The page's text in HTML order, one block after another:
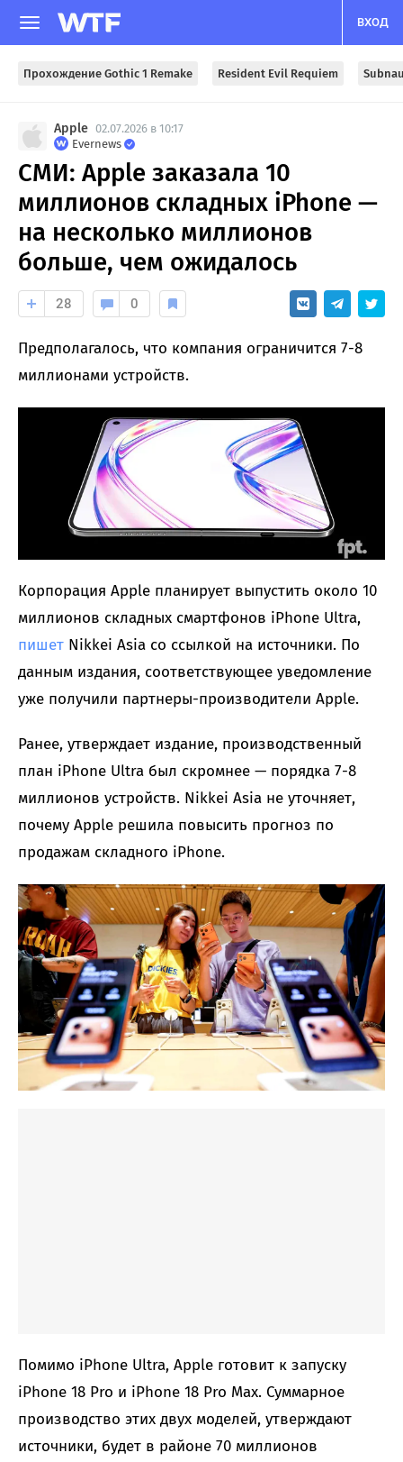
ВХОД
Прохождение Gothic 1 Remake Resident Evil Requiem
Apple 02.07.2026 в 10:17
Evernews
СМИ: Apple заказала 10
миллионов складных iPhone —
на несколько миллионов
больше, чем ожидалось
28 0
Предполагалось, что компания ограничится 7-8
миллионами устройств.
Корпорация Apple планирует выпустить около 10
миллионов складных смартфонов iPhone Ultra,
пишет Nikkei Asia со ссылкой на источники. По
данным издания, соответствующее уведомление
уже получили партнеры-производители Apple.
Ранее, утверждает издание, производственный
план iPhone Ultra был скромнее — порядка 7-8
миллионов устройств. Nikkei Asia не уточняет,
почему Apple решила повысить прогноз по
продажам складного iPhone.
Помимо iPhone Ultra, Apple готовит к запуску
iPhone 18 Pro и iPhone 18 Pro Max. Суммарное
производство этих двух моделей, утверждают
источники, будет в районе 70 миллионов